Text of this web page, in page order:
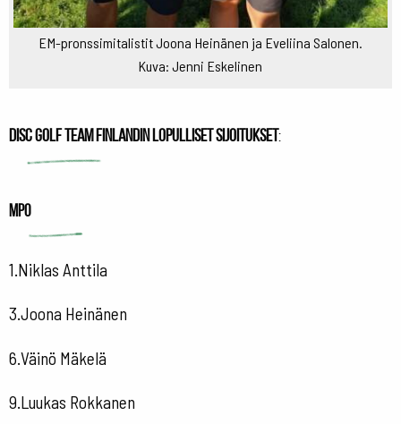
EM-pronssimitalistit Joona Heinänen ja Eveliina Salonen.
Kuva: Jenni Eskelinen
Disc Golf Team Finlandin lopulliset sijoitukset:
MPO
1.Niklas Anttila
3.Joona Heinänen
6.Väinö Mäkelä
9.Luukas Rokkanen